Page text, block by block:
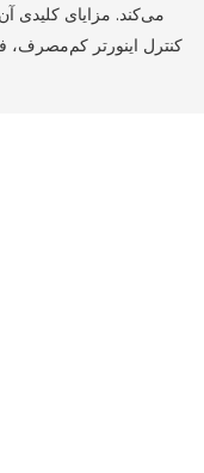
می‌کند. مزایای کلیدی
کنترل اینورتر